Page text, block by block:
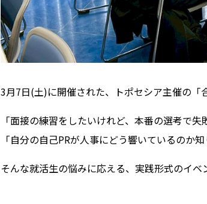
3月7日(土)に開催された、トポセシア主催の「
「面接の練習をしたいけれど、本番の選考で失
「自分の自己PRが人事にどう響いているのか知
そんな就活生の悩みに応える、実践形式のイベ